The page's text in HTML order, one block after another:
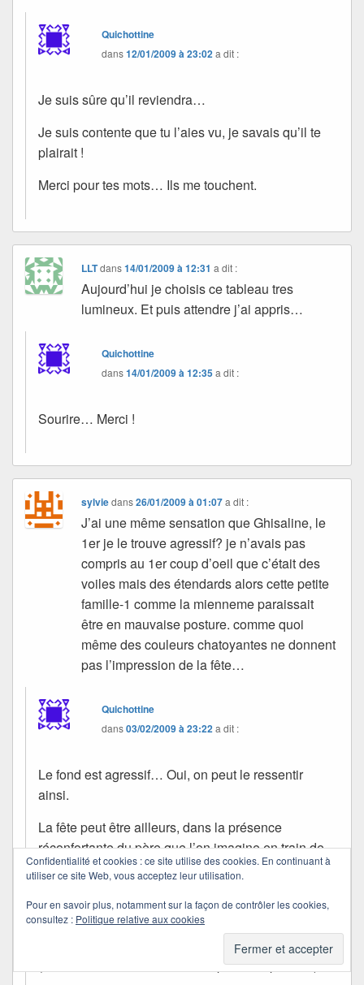
Quichottine
dans12/01/2009 à 23:02 a dit :
Je suis sûre qu’il reviendra…
Je suis contente que tu l’aies vu, je savais qu’il te
plairait !
Merci pour tes mots… Ils me touchent.
LLTdans14/01/2009 à 12:31 a dit :
Aujourd’hui je choisis ce tableau tres
lumineux. Et puis attendre j’ai appris…
Quichottine
dans14/01/2009 à 12:35a dit :
Sourire… Merci !
sylviedans26/01/2009 à 01:07 a dit :
J’ai une même sensation que Ghisaline, le
1er je le trouve agressif? je n’avais pas
compris au 1er coup d’oeil que c’était des
voiles mais des étendards alors cette petite
famille-1 comme la mienneme paraissait
être en mauvaise posture. comme quoi
même des couleurs chatoyantes ne donnent
pas l’impression de la fête…
Quichottine
dans03/02/2009 à 23:22 a dit :
Le fond est agressif… Oui, on peut le ressentir
ainsi.
La fête peut être ailleurs, dans la présence
réconfortante du père que l’on imagine en train de
prendre la photo…
Mais, comme pour toute image, tout est permis.
(Pardon d’avoir mis tant de temps à te répondre.)
Confidentialité et cookies : ce site utilise des cookies. En continuant à
utiliser ce site Web, vous acceptez leur utilisation.
Pour en savoir plus, notamment sur la façon de contrôler les cookies,
consultez : Politique relative aux cookies